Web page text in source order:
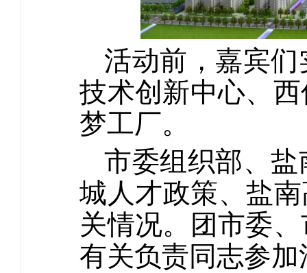
活动前，嘉宾
技术创新中心、
梦工厂。
市委组织部、
城人才政策、盐
关情况。团市委
有关负责同志参加